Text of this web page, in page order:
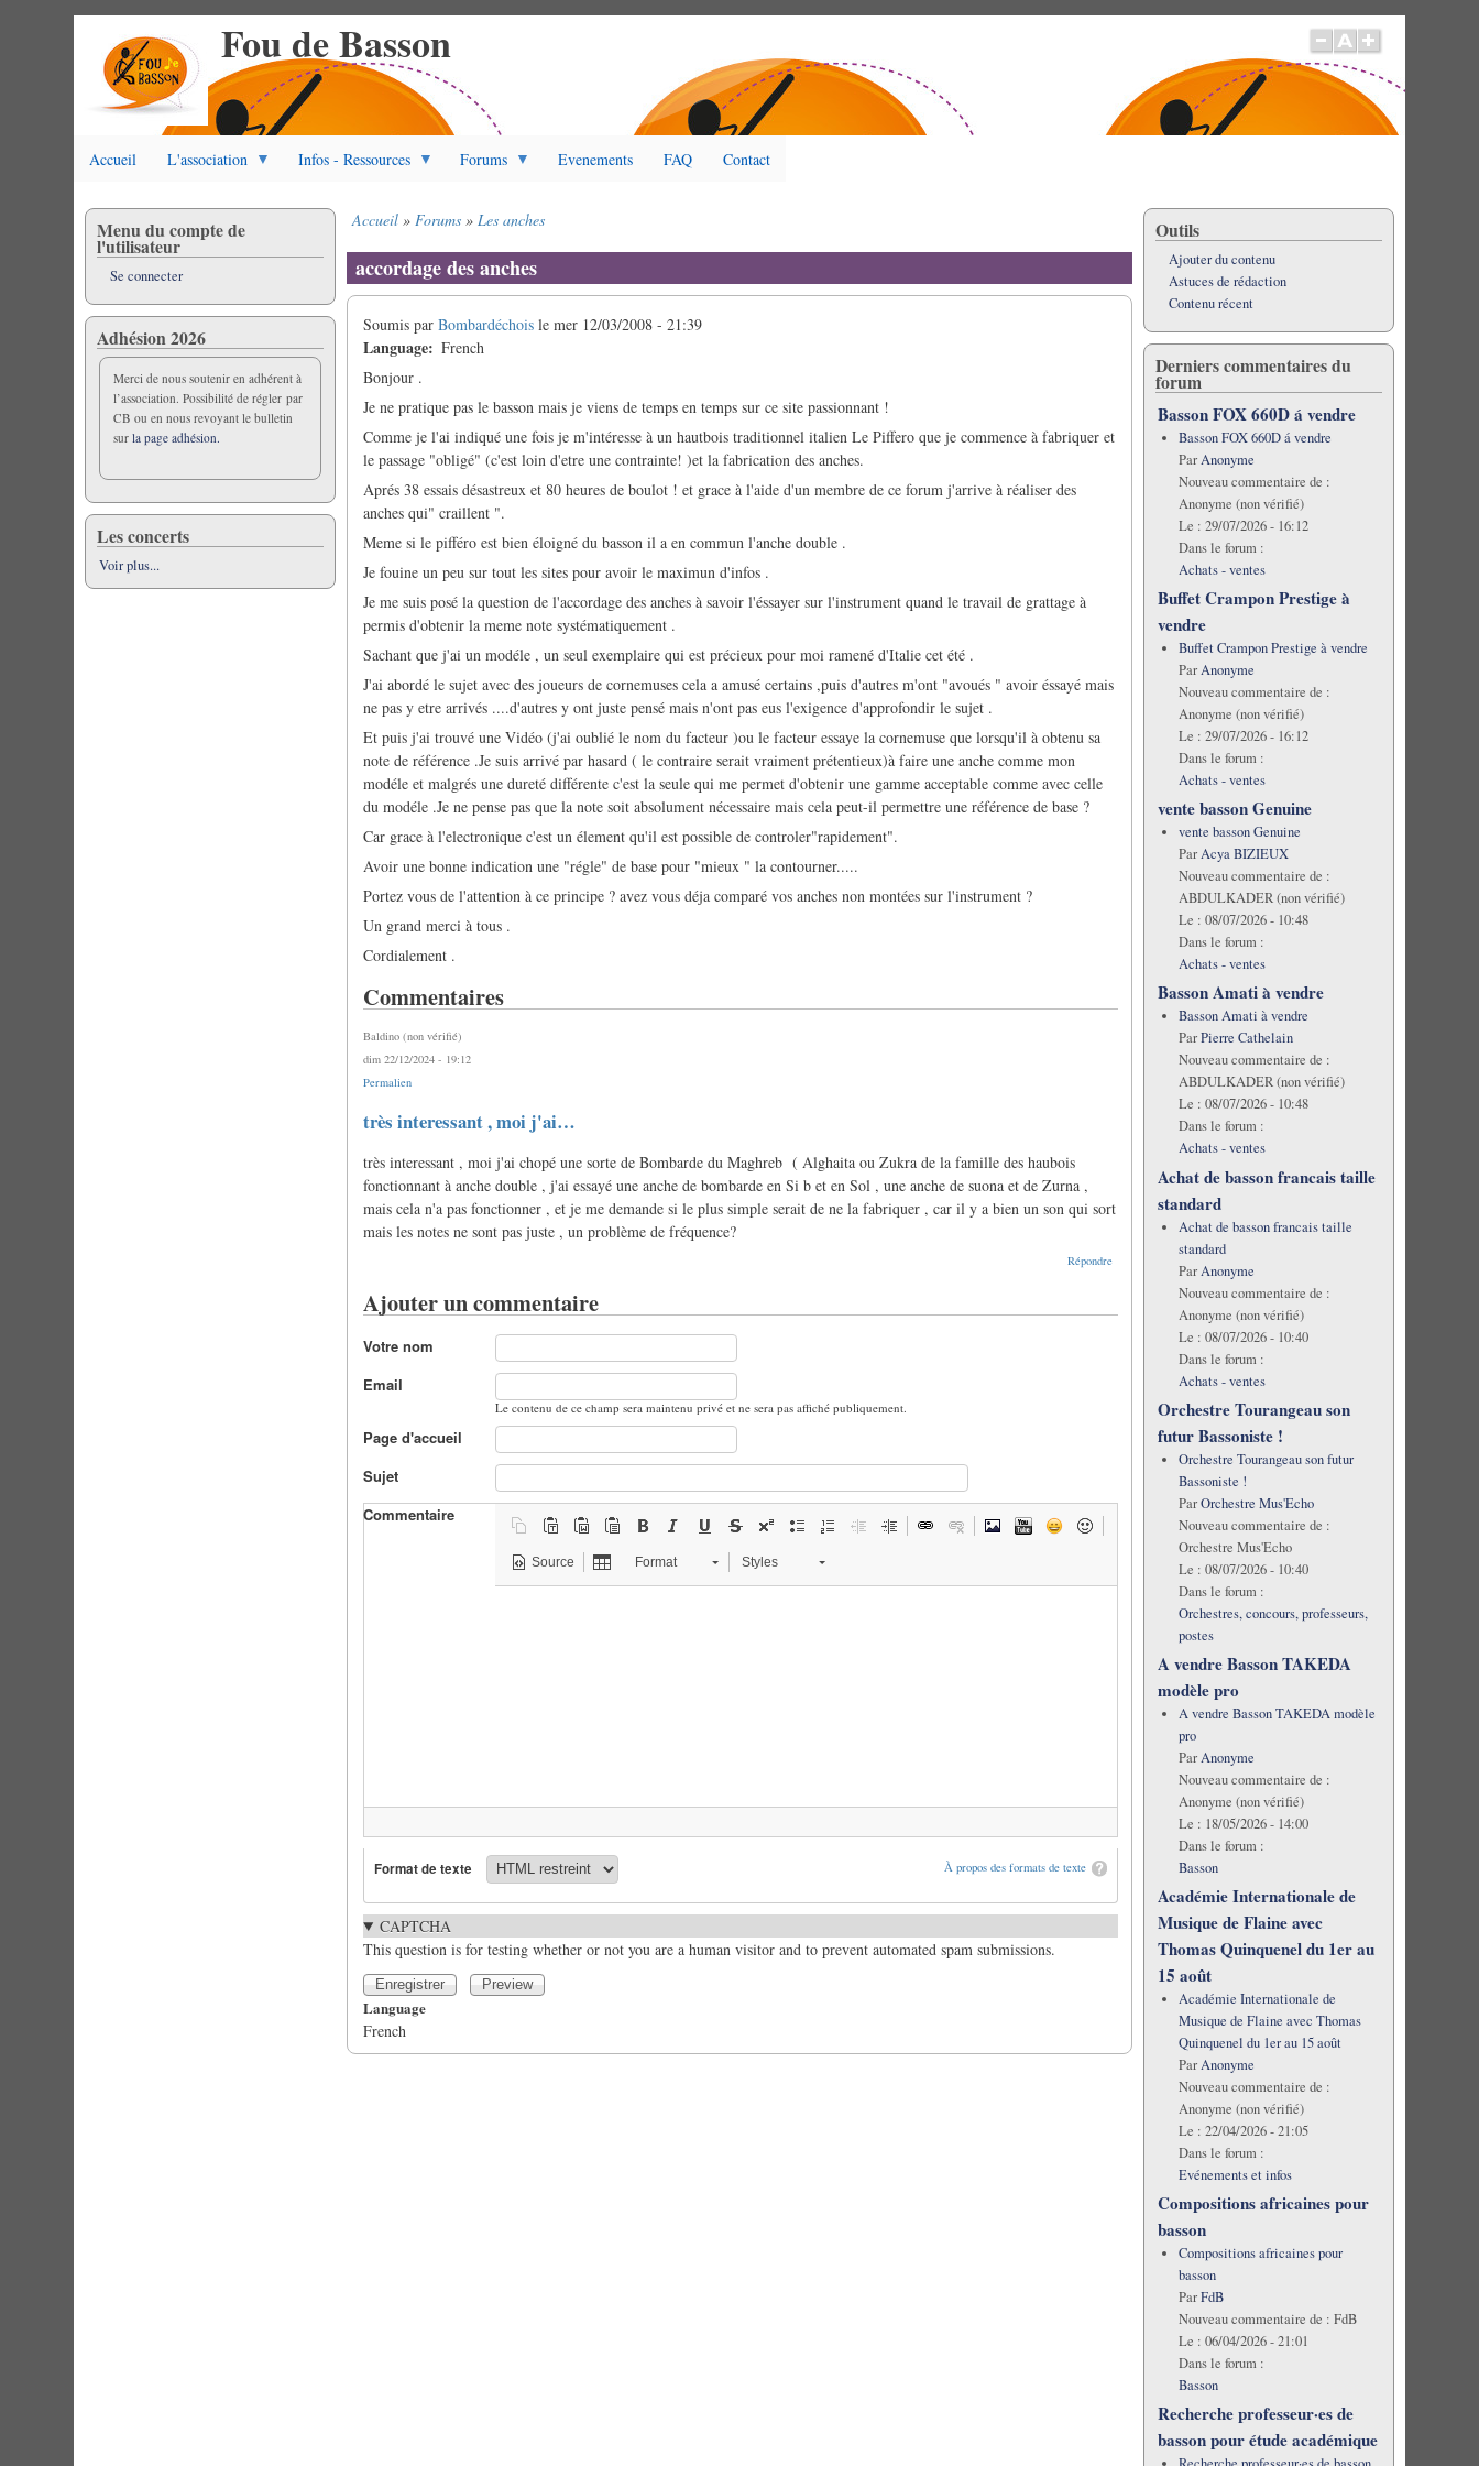
Fou de Basson
Accueil L'association Infos - Ressources Forums Evenements FAQ Contact
d'Ariane
Accueil Forums Les anches
accordage des anches
Soumis parBombardéchois lemer 12/03/2008 - 21:39
Language
French
Bonjour .
Je ne pratique pas le basson mais je viens de temps en temps sur ce site passionnant !
Comme je l'ai indiqué une fois je m'intéresse à un hautbois traditionnel italien Le Piffero que je commence à fabriquer et
le passage "obligé" (c'est loin d'etre une contrainte! )et la fabrication des anches.
Aprés 38 essais désastreux et 80 heures de boulot ! et grace à l'aide d'un membre de ce forum j'arrive à réaliser des
anches qui" craillent ".
Meme si le pifféro est bien éloigné du basson il a en commun l'anche double .
Je fouine un peu sur tout les sites pour avoir le maximun d'infos .
Je me suis posé la question de l'accordage des anches à savoir l'éssayer sur l'instrument quand le travail de grattage à
permis d'obtenir la meme note systématiquement .
Sachant que j'ai un modéle , un seul exemplaire qui est précieux pour moi ramené d'Italie cet été .
J'ai abordé le sujet avec des joueurs de cornemuses cela a amusé certains ,puis d'autres m'ont "avoués " avoir éssayé mais
ne pas y etre arrivés ....d'autres y ont juste pensé mais n'ont pas eus l'exigence d'approfondir le sujet .
Et puis j'ai trouvé une Vidéo (j'ai oublié le nom du facteur )ou le facteur essaye la cornemuse que lorsqu'il à obtenu sa
note de référence .Je suis arrivé par hasard ( le contraire serait vraiment prétentieux)à faire une anche comme mon
modéle et malgrés une dureté différente c'est la seule qui me permet d'obtenir une gamme acceptable comme avec celle
du modéle .Je ne pense pas que la note soit absolument nécessaire mais cela peut-il permettre une référence de base ?
Car grace à l'electronique c'est un élement qu'il est possible de controler"rapidement".
Avoir une bonne indication une "régle" de base pour "mieux " la contourner.....
Portez vous de l'attention à ce principe ? avez vous déja comparé vos anches non montées sur l'instrument ?
Un grand merci à tous .
Cordialement .
Commentaires
Baldino (non vérifié)
dim 22/12/2024 - 19:12
Permalien
très interessant , moi j'ai…
très interessant , moi j'ai chopé une sorte de Bombarde du Maghreb ( Alghaita ou Zukra de la famille des haubois
fonctionnant à anche double , j'ai essayé une anche de bombarde en Si b et en Sol , une anche de suona et de Zurna ,
mais cela n'a pas fonctionner , et je me demande si le plus simple serait de ne la fabriquer , car il y a bien un son qui sort
mais les notes ne sont pas juste , un problème de fréquence?
Répondre
Ajouter un commentaire
Votre nom
Email
Le contenu de ce champ sera maintenu privé et ne sera pas affiché publiquement.
Page d'accueil
Sujet
Commentaire
Source Format Styles
À propos des formats de texte
Format de texte
CAPTCHA
This question is for testing whether or not you are a human visitor and to prevent automated spam submissions.
Language
French
Menu du compte de
l'utilisateur
Se connecter
Adhésion 2026
Merci de nous soutenir en adhérent à
l’association. Possibilité de régler par
CB ou en nous revoyant le bulletin
surla page adhésion.
Les concerts
Voir plus...
Outils
Ajouter du contenu
Astuces de rédaction
Contenu récent
Derniers commentaires du
forum
Basson FOX 660D á vendre
Basson FOX 660D á vendre
ParAnonyme
Nouveau commentaire de :
Anonyme (non vérifié)
Le : 29/07/2026 - 16:12
Dans le forum :
Achats - ventes
Buffet Crampon Prestige à
vendre
Buffet Crampon Prestige à vendre
ParAnonyme
Nouveau commentaire de :
Anonyme (non vérifié)
Le : 29/07/2026 - 16:12
Dans le forum :
Achats - ventes
vente basson Genuine
vente basson Genuine
ParAcya BIZIEUX
Nouveau commentaire de :
ABDULKADER (non vérifié)
Le : 08/07/2026 - 10:48
Dans le forum :
Achats - ventes
Basson Amati à vendre
Basson Amati à vendre
ParPierre Cathelain
Nouveau commentaire de :
ABDULKADER (non vérifié)
Le : 08/07/2026 - 10:48
Dans le forum :
Achats - ventes
Achat de basson francais taille
standard
Achat de basson francais taille
standard
ParAnonyme
Nouveau commentaire de :
Anonyme (non vérifié)
Le : 08/07/2026 - 10:40
Dans le forum :
Achats - ventes
Orchestre Tourangeau son
futur Bassoniste !
Orchestre Tourangeau son futur
Bassoniste !
ParOrchestre Mus'Echo
Nouveau commentaire de :
Orchestre Mus'Echo
Le : 08/07/2026 - 10:40
Dans le forum :
Orchestres, concours, professeurs,
postes
A vendre Basson TAKEDA
modèle pro
A vendre Basson TAKEDA modèle
pro
ParAnonyme
Nouveau commentaire de :
Anonyme (non vérifié)
Le : 18/05/2026 - 14:00
Dans le forum :
Basson
Académie Internationale de
Musique de Flaine avec
Thomas Quinquenel du 1er au
15 août
Académie Internationale de
Musique de Flaine avec Thomas
Quinquenel du 1er au 15 août
ParAnonyme
Nouveau commentaire de :
Anonyme (non vérifié)
Le : 22/04/2026 - 21:05
Dans le forum :
Evénements et infos
Compositions africaines pour
basson
Compositions africaines pour
basson
ParFdB
Nouveau commentaire de : FdB
Le : 06/04/2026 - 21:01
Dans le forum :
Basson
Recherche professeur·es de
basson pour étude académique